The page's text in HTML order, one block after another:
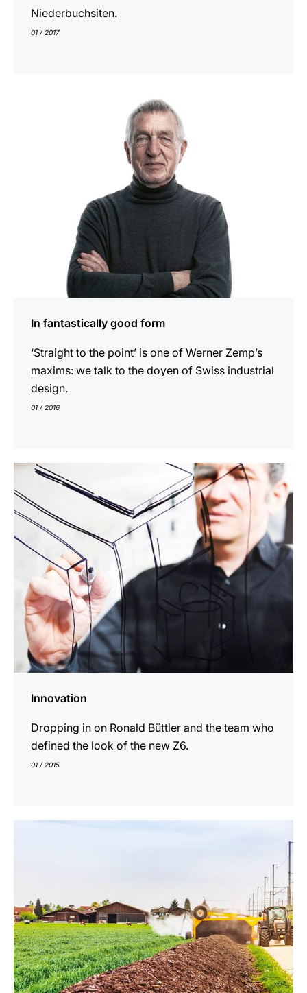
Niederbuchsiten.
01 / 2017
In fantastically good form
‘Straight to the point’ is one of Werner Zemp’s
maxims: we talk to the doyen of Swiss industrial
design.
01 / 2016
Innovation
Dropping in on Ronald Büttler and the team who
defined the look of the new Z6.
01 / 2015
En
savoir
plus